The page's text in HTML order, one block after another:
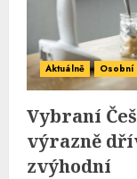
Aktuálně Osobní
Vybraní
výrazně
zvýhodní